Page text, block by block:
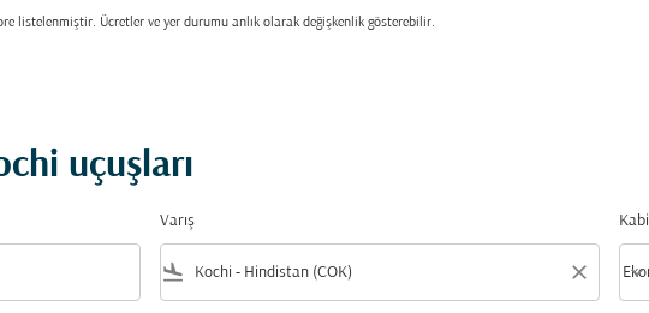
listelenmiştir. Ücretler ve yer durumu anlık olarak değişkenlik gösterebilir.
uçuşları
Varış
flight_land close keyboard_arrow_down